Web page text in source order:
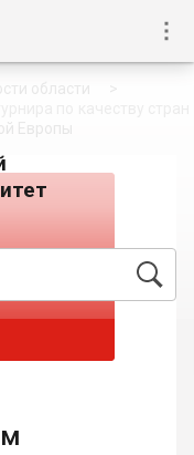
по качеству стран
Европы